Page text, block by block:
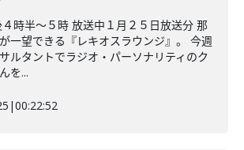
時半～５時 放送中１月２５日放送分 那
一望できる『レキオスラウンジ』。 今週
ルタントでラジオ・パーソナリティのク
を...
|00:22:52